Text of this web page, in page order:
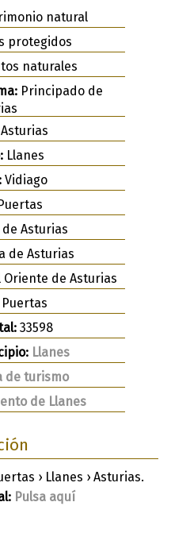
natural
protegidos
naturales
Principado de
Llanes
Vidiago
Asturias
de Asturias
Oriente de Asturias
Puertas
33598
Llanes
de turismo
de Llanes
› Llanes › Asturias.
Pulsa aquí